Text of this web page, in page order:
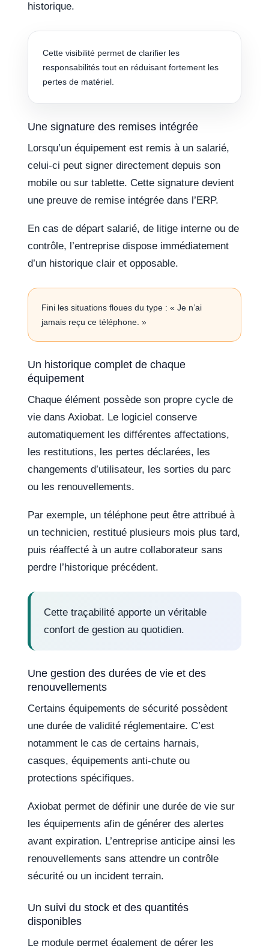
historique.
Cette visibilité permet de clarifier les
responsabilités tout en réduisant fortement les
pertes de matériel.
Une signature des remises intégrée
Lorsqu’un équipement est remis à un salarié,
celui-ci peut signer directement depuis son
mobile ou sur tablette. Cette signature devient
une preuve de remise intégrée dans l’ERP.
En cas de départ salarié, de litige interne ou de
contrôle, l’entreprise dispose immédiatement
d’un historique clair et opposable.
Fini les situations floues du type : « Je n’ai
jamais reçu ce téléphone. »
Un historique complet de chaque
équipement
Chaque élément possède son propre cycle de
vie dans Axiobat. Le logiciel conserve
automatiquement les différentes affectations,
les restitutions, les pertes déclarées, les
changements d’utilisateur, les sorties du parc
ou les renouvellements.
Par exemple, un téléphone peut être attribué à
un technicien, restitué plusieurs mois plus tard,
puis réaffecté à un autre collaborateur sans
perdre l’historique précédent.
Cette traçabilité apporte un véritable
confort de gestion au quotidien.
Une gestion des durées de vie et des
renouvellements
Certains équipements de sécurité possèdent
une durée de validité réglementaire. C’est
notamment le cas de certains harnais,
casques, équipements anti-chute ou
protections spécifiques.
Axiobat permet de définir une durée de vie sur
les équipements afin de générer des alertes
avant expiration. L’entreprise anticipe ainsi les
renouvellements sans attendre un contrôle
sécurité ou un incident terrain.
Un suivi du stock et des quantités
disponibles
Le module permet également de gérer les